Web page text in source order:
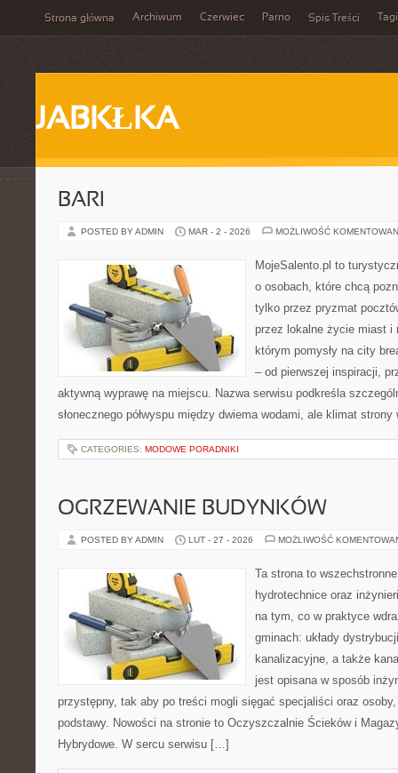
Strona główna Archiwum Czerwiec Parno Spis Treści Tagi
JABKŁKA
BARI
POSTED BY ADMIN MAR - 2 - 2026 MOŻLIWOŚĆ
MojeSalento.pl to
o osobach, które chcą
tylko przez pryzmat
przez lokalne życie miast i
którym pomysły na city
– od pierwszej inspiracji,
aktywną wyprawę na miejscu. Nazwa serwisu podkreśla
słonecznego półwyspu między dwiema wodami, ale klimat
CATEGORIES: MODOWE PORADNIKI
OGRZEWANIE BUDYNKÓW
POSTED BY ADMIN LUT - 27 - 2026 MOŻLIWOŚĆ
Ta strona to
hydrotechnice oraz
na tym, co w praktyce
gminach: układy
kanalizacyjne, a także
jest opisana w sposób
przystępny, tak aby po treści mogli sięgać specjaliści oraz
podstawy. Nowości na stronie to Oczyszczalnie Ścieków i
Hybrydowe. W sercu serwisu […]